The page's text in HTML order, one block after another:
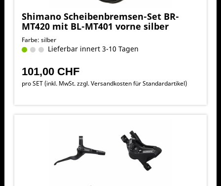
Shimano Scheibenbremsen-Set BR-
MT420 mit BL-MT401 vorne silber
Farbe: silber
Lieferbar innert 3-10 Tagen
101,00 CHF
pro SET (inkl. MwSt. zzgl.Versandkosten für Standardartikel)